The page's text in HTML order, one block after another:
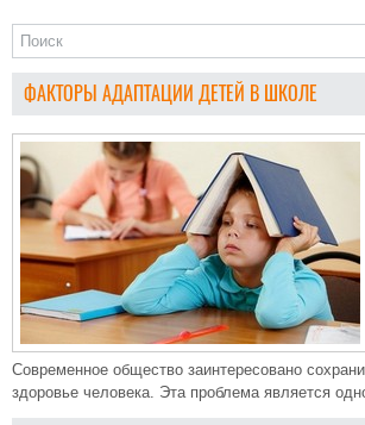
ФАКТОРЫ АДАПТАЦИИ ДЕТЕЙ В ШКОЛЕ
Современное общество заинтересовано
здоровье человека. Эта проблема является